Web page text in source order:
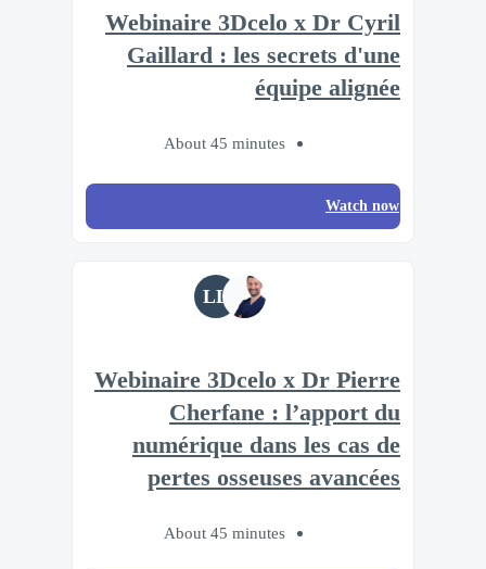
Webinaire 3Dcelo x Dr Cyril
Gaillard : les secrets d'une
équipe alignée
About 45 minutes
Watch now
LL
Webinaire 3Dcelo x Dr Pierre
Cherfane : l’apport du
numérique dans les cas de
pertes osseuses avancées
About 45 minutes